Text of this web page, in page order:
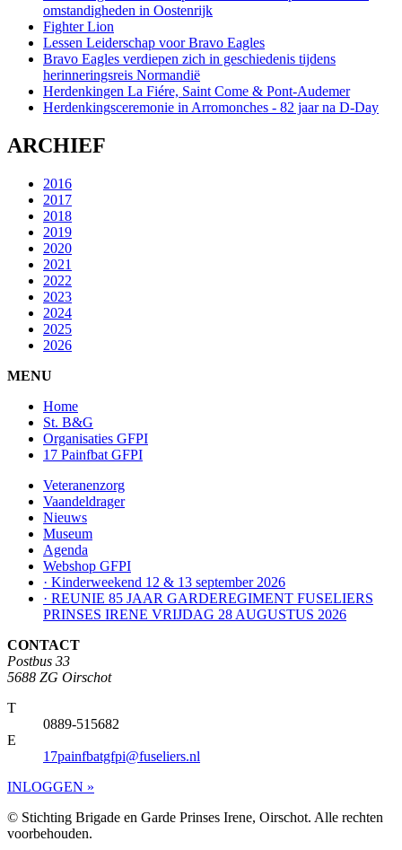
omstandigheden in Oostenrijk
Fighter Lion
Lessen Leiderschap voor Bravo Eagles
Bravo Eagles verdiepen zich in geschiedenis tijdens
herinneringsreis Normandië
Herdenkingen La Fiére, Saint Come & Pont-Audemer
Herdenkingsceremonie in Arromonches - 82 jaar na D-Day
ARCHIEF
2016
2017
2018
2019
2020
2021
2022
2023
2024
2025
2026
MENU
Home
St. B&G
Organisaties GFPI
17 Painfbat GFPI
Veteranenzorg
Vaandeldrager
Nieuws
Museum
Agenda
Webshop GFPI
· Kinderweekend 12 & 13 september 2026
· REUNIE 85 JAAR GARDEREGIMENT FUSELIERS
PRINSES IRENE VRIJDAG 28 AUGUSTUS 2026
CONTACT
Postbus 33
5688 ZG Oirschot
T
0889-515682
E
17painfbatgfpi@fuseliers.nl
INLOGGEN »
© Stichting Brigade en Garde Prinses Irene, Oirschot. Alle rechten
voorbehouden.